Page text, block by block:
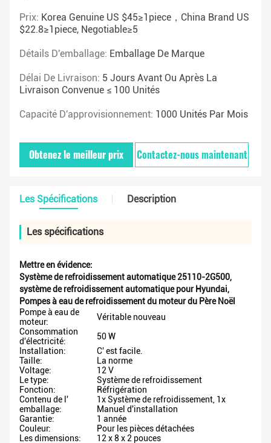
Prix: Korea Genuine US $45≥1piece，China Brand US
$22.8≥1piece, Negotiable≥5
Détails D'emballage: Emballage De Marque
Délai De Livraison: 5 Jours Avant Ou Après La
Livraison Convenue ≤ 100 Unités
Capacité D'approvisionnement: 1000 Unités Par Mois
Obtenez le meilleur prix Contactez-nous maintenant
Les Spécifications Description
Les spécifications
Mettre en évidence:
Système de refroidissement automatique 25110-2G500,
système de refroidissement automatique pour Hyundai,
Pompes à eau de refroidissement du moteur du Père Noël
Pompe à eau de
moteur:
Véritable nouveau
Consommation
d'électricité:
50 W
Installation:
C' est facile.
Taille:
La norme
Voltage:
12 V
Le type:
Système de refroidissement
Fonction:
Réfrigération
Contenu de l'
emballage:
1x Système de refroidissement, 1x
Manuel d'installation
Garantie:
1 année
Couleur:
Pour les pièces détachées
Les dimensions:
12 x 8 x 2 pouces